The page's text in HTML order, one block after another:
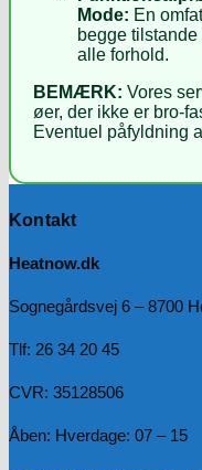
Mode: En
begge
alle forhold.
BEMÆRK: Vores
øer, der ikke er bro-
Eventuel påfyldning
Kontakt
Heatnow.dk
Sognegårdsvej 6 – 8700
Tlf: 26 34 20 45
CVR: 35128506
Åben: Hverdage: 07 – 15